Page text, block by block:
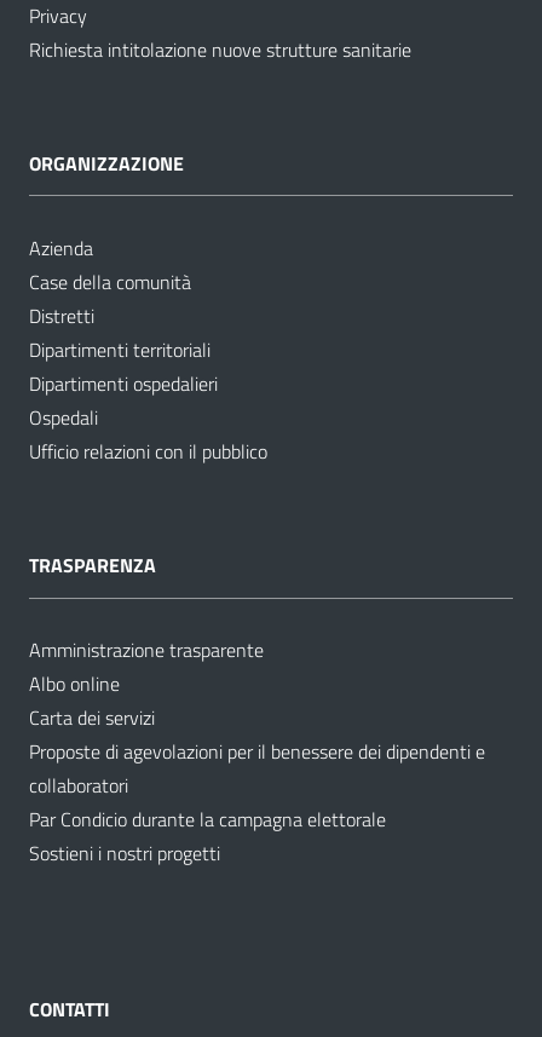
Privacy
Richiesta intitolazione nuove strutture sanitarie
ORGANIZZAZIONE
Azienda
Case della comunità
Distretti
Dipartimenti territoriali
Dipartimenti ospedalieri
Ospedali
Ufficio relazioni con il pubblico
TRASPARENZA
Amministrazione trasparente
Albo online
Carta dei servizi
Proposte di agevolazioni per il benessere dei dipendenti e
collaboratori
Par Condicio durante la campagna elettorale
Sostieni i nostri progetti
CONTATTI